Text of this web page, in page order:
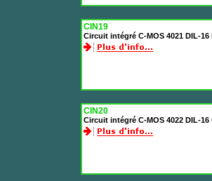
CIN19
Circuit intégré C-MOS 4021 DIL-
CIN20
Circuit intégré C-MOS 4022 DIL-